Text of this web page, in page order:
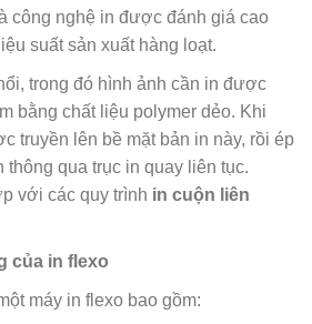
công nghệ in được đánh giá cao
suất sản xuất hàng loạt.
trong đó hình ảnh cần in được
bằng chất liệu polymer dẻo. Khi
truyền lên bề mặt bản in này, rồi ép
qua trục in quay liên tục.
với các quy trình in cuộn liên
của in flexo
máy in flexo bao gồm: